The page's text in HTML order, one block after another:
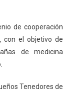
de cooperación
con el objetivo de
de medicina
Tenedores de